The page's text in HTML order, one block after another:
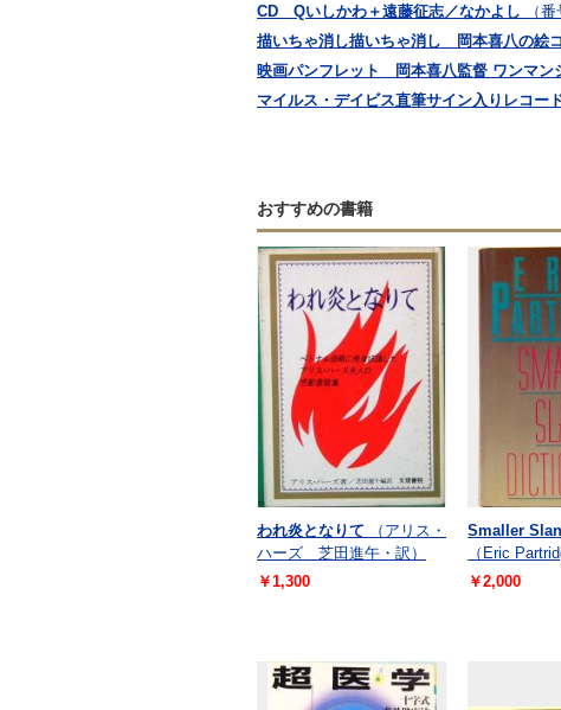
CD Qいしかわ＋遠藤征志／なかよし
（
描いちゃ消し描いちゃ消し 岡本喜八の絵
映画パンフレット 岡本喜八監督 ワンマ
マイルス・デイビス直筆サイン入りレコー
おすすめの書籍
われ炎となりて
（アリス・
ハーズ 芝田進午・訳）
￥1,300
Smaller
（Eric
￥2,000